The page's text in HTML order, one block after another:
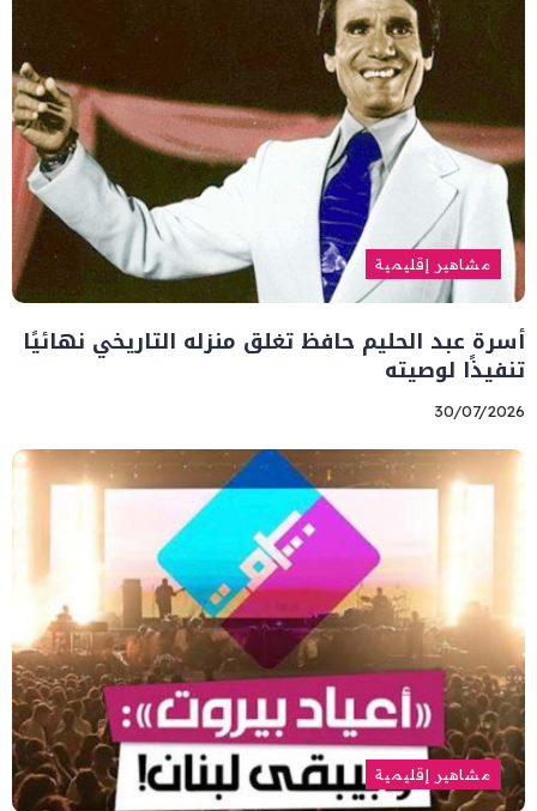
مشاهير إقليمية
أسرة عبد الحليم حافظ تغلق منزله التاريخي نهائيًا
تنفيذًا لوصيته
30/07/2026
مشاهير إقليمية